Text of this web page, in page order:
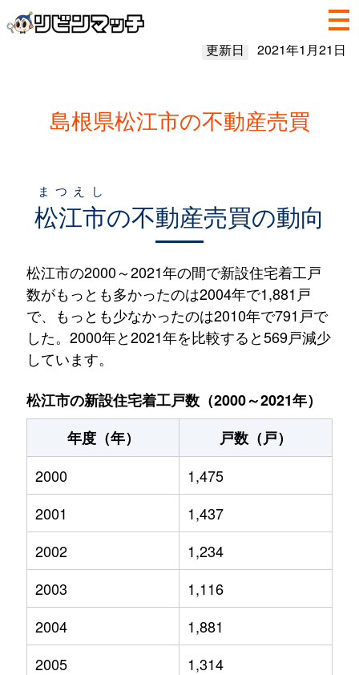
更新日 2021年1月21日
島根県松江市の不動産売買
松江市
まつえし
の不動産売買の動向
松江市の2000～2021年の間で新設住宅着工戸
数がもっとも多かったのは2004年で1,881戸
で、もっとも少なかったのは2010年で791戸で
した。2000年と2021年を比較すると569戸減少
しています。
松江市の新設住宅着工戸数（2000～2021年）
年度（年）
戸数（戸）
2000
1,475
2001
1,437
2002
1,234
2003
1,116
2004
1,881
2005
1,314